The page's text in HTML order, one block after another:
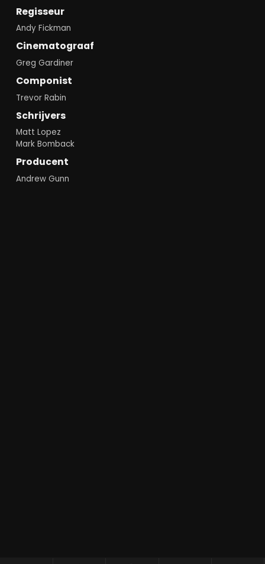
Regisseur
Andy Fickman
Cinematograaf
Greg Gardiner
Componist
Trevor Rabin
Schrijvers
Matt Lopez
Mark Bomback
Producent
Andrew Gunn